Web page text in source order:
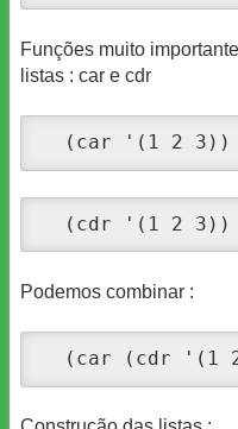
Funções muito
listas : car e cdr
  (car '(1 2 3))
  (cdr '(1 2 3))
Podemos combinar :
(car (cdr '(1